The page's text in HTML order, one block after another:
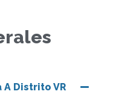
A Distrito VR